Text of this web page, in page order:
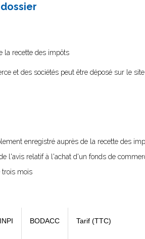
la recette des impôts
et des sociétés peut être déposé sur le site
enregistré auprès de la recette des
l'avis relatif à l'achat d'un fonds de
trois mois
INPI BODACC Tarif (TTC)